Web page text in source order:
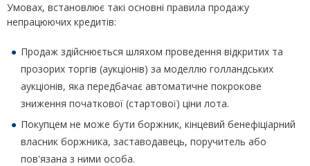
Умовах, встановлює такі основні правила продажу
непрацюючих кредитів:
Продаж здійснюється шляхом проведення відкритих та
прозорих торгів (аукціонів) за моделлю голландських
аукціонів, яка передбачає автоматичне покрокове
зниження початкової (стартової) ціни лота.
Покупцем не може бути боржник, кінцевий бенефіціарний
власник боржника, заставодавець, поручитель або
пов'язана з ними особа.